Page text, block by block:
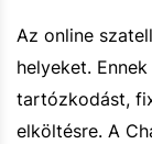
Az online
helyeket.
tartózkodást,
elköltésre. A